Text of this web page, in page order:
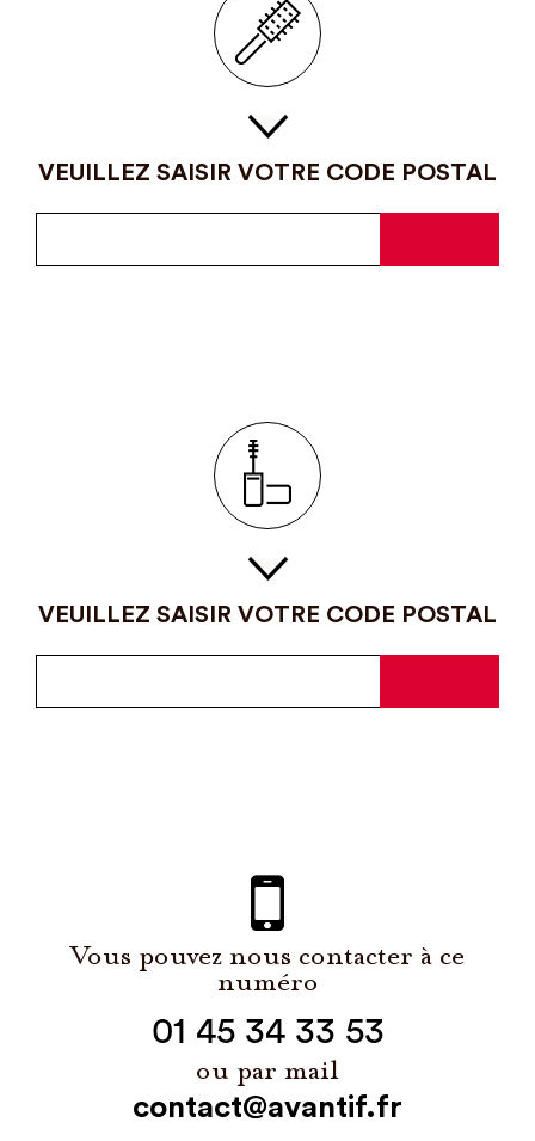
VEUILLEZ SAISIR VOTRE CODE POSTAL
VEUILLEZ SAISIR VOTRE CODE POSTAL
Vous pouvez nous contacter à ce
numéro
01 45 34 33 53
ou par mail
contact@avantif.fr